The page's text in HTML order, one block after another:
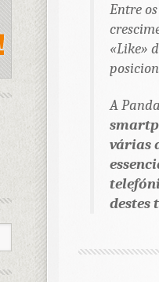
Entre
«Like»
A
várias
destes